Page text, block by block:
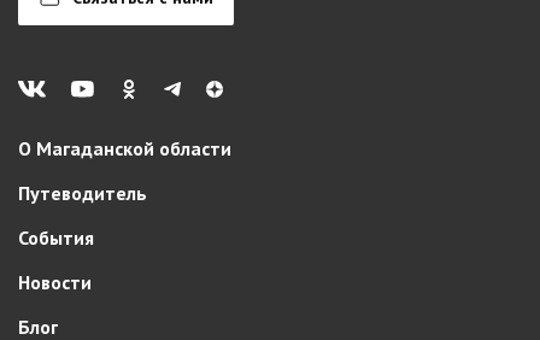
О Магаданской области
Путеводитель
События
Новости
Блог